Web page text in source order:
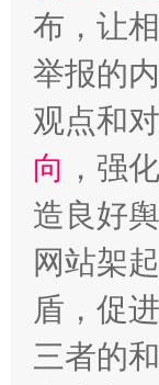
布，让
举报的
观点和
向 ，强
造良好
网站架
盾，促
三者的